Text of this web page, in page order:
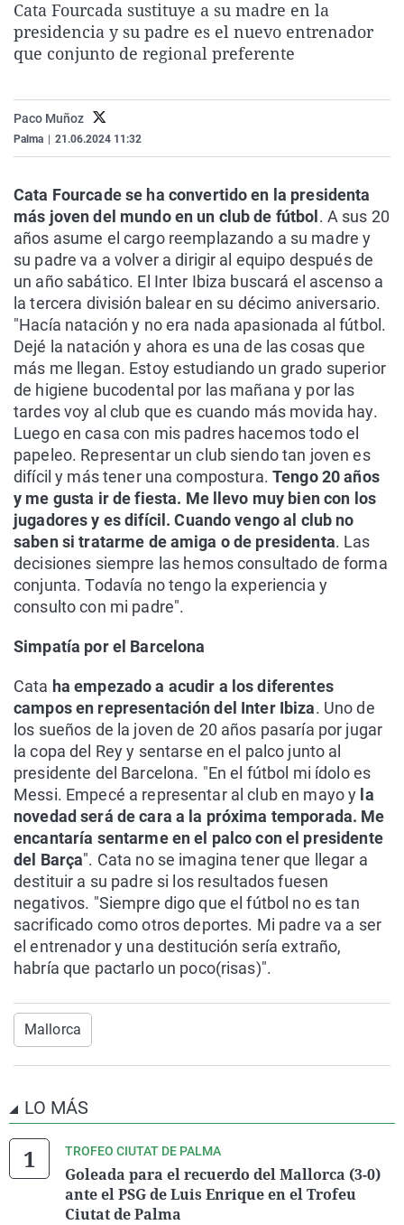
La rosa de los vientos
Gente viajera
Caso
Retornados
Extremadura
Galicia
Virales
Televisión
Cata Fourcada sustituye a su madre en la
presidencia y su padre es el nuevo entrenador
que conjunto de regional preferente
Paco Muñoz
Palma 21.06.2024 11:32
Cata Fourcade se ha convertido en la presidenta
más joven del mundo en un club de fútbol . A sus 20
años asume el cargo reemplazando a su madre y
su padre va a volver a dirigir al equipo después de
un año sabático. El Inter Ibiza buscará el ascenso a
la tercera división balear en su décimo aniversario.
"Hacía natación y no era nada apasionada al fútbol.
Dejé la natación y ahora es una de las cosas que
más me llegan. Estoy estudiando un grado superior
de higiene bucodental por las mañana y por las
tardes voy al club que es cuando más movida hay.
Luego en casa con mis padres hacemos todo el
papeleo. Representar un club siendo tan joven es
difícil y más tener una compostura.Tengo 20 años
y me gusta ir de fiesta. Me llevo muy bien con los
jugadores y es difícil. Cuando vengo al club no
saben si tratarme de amiga o de presidenta. Las
decisiones siempre las hemos consultado de forma
conjunta. Todavía no tengo la experiencia y
consulto con mi padre".
Simpatía por el Barcelona
Cata ha empezado a acudir a los diferentes
campos en representación del Inter Ibiza. Uno de
los sueños de la joven de 20 años pasaría por jugar
la copa del Rey y sentarse en el palco junto al
presidente del Barcelona. "En el fútbol mi ídolo es
Messi. Empecé a representar al club en mayo y la
novedad será de cara a la próxima temporada. Me
encantaría sentarme en el palco con el presidente
del Barça". Cata no se imagina tener que llegar a
destituir a su padre si los resultados fuesen
negativos. "Siempre digo que el fútbol no es tan
sacrificado como otros deportes. Mi padre va a ser
el entrenador y una destitución sería extraño,
habría que pactarlo un poco(risas)".
Mallorca
LO MÁS
TROFEO CIUTAT DE PALMA
Goleada para el recuerdo del Mallorca (3-0)
ante el PSG de Luis Enrique en el Trofeu
Ciutat de Palma